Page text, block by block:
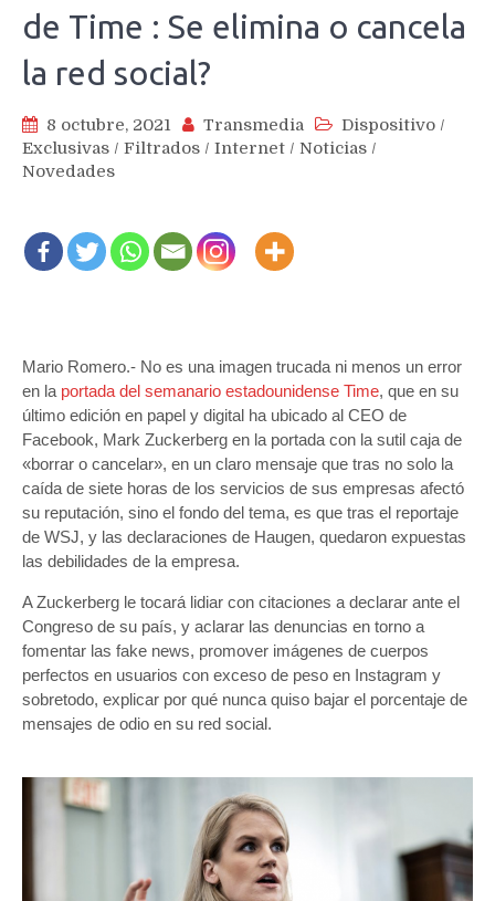
de Time : Se elimina o cancela
la red social?
8 octubre, 2021 Transmedia Dispositivo /
Exclusivas / Filtrados / Internet / Noticias /
Novedades
Mario Romero.- No es una imagen trucada ni menos un error
en la portada del semanario estadounidense Time, que en su
último edición en papel y digital ha ubicado al CEO de
Facebook, Mark Zuckerberg en la portada con la sutil caja de
«borrar o cancelar», en un claro mensaje que tras no solo la
caída de siete horas de los servicios de sus empresas afectó
su reputación, sino el fondo del tema, es que tras el reportaje
de WSJ, y las declaraciones de Haugen, quedaron expuestas
las debilidades de la empresa.
A Zuckerberg le tocará lidiar con citaciones a declarar ante el
Congreso de su país, y aclarar las denuncias en torno a
fomentar las fake news, promover imágenes de cuerpos
perfectos en usuarios con exceso de peso en Instagram y
sobretodo, explicar por qué nunca quiso bajar el porcentaje de
mensajes de odio en su red social.